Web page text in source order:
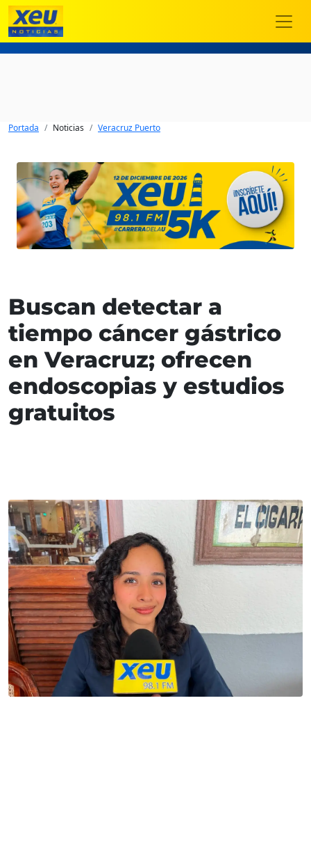
Portada Noticias Veracruz Puerto
Buscan detectar a
tiempo cáncer gástrico
en Veracruz; ofrecen
endoscopias y estudios
gratuitos